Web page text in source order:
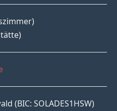
(BIC: SOLADES1HSW)